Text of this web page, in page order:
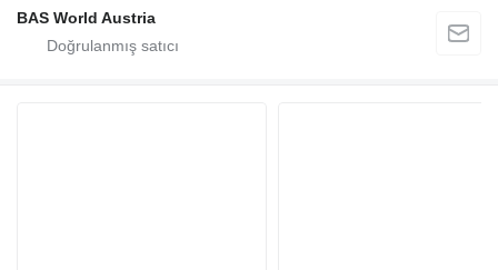
BAS World Austria